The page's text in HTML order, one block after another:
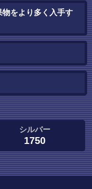
をより多く入手す
シルバー
1750